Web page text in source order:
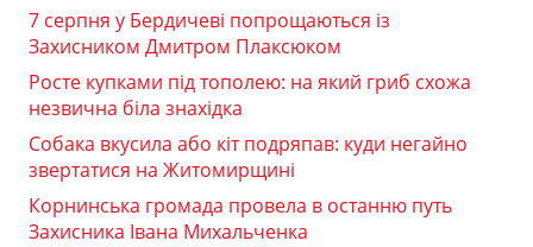
7 серпня у Бердичеві попрощаються із
Захисником Дмитром Плаксюком
Росте купками під тополею: на який гриб схожа
незвична біла знахідка
Собака вкусила або кіт подряпав: куди негайно
звертатися на Житомирщині
Корнинська громада провела в останню путь
Захисника Івана Михальченка